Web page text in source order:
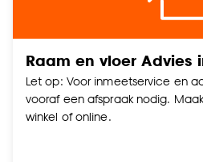
Raam en vloer Advies
Let op: Voor inmeetservice en
vooraf een afspraak nodig.
winkel of online.